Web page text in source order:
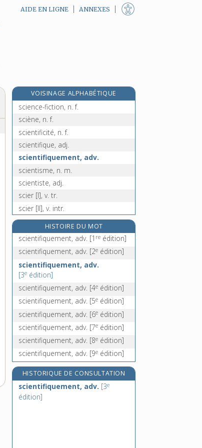
AIDE EN LIGNE ANNEXES
VOISINAGE ALPHABÉTIQUE
science, n. f.
science-fiction, n. f.
sciène, n. f.
scientificité, n. f.
scientifique, adj.
scientifiquement, adv.
scientisme, n. m.
scientiste, adj.
scier [I], v. tr.
scier [II], v. intr.
scierie, n. f.
scieur, -euse, n.
scillitique, adj.
e
scinder, v. tr.
HISTOIRE DU MOT
scientifiquement, adv. [1 re édition]
scientifiquement, adv. [2e édition]
scientifiquement, adv.
[3e édition]
scientifiquement, adv. [4e édition]
scientifiquement, adv. [5e édition]
scientifiquement, adv. [6e édition]
scientifiquement, adv. [7e édition]
scientifiquement, adv. [8e édition]
scientifiquement, adv. [9e édition]
HISTORIQUE DE CONSULTATION
scientifiquement, adv. [3e
édition]